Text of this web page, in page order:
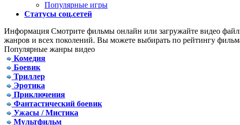
Популярные игры
Статусы соц.сетей
Информация Смотрите фильмы онлайн или загружайте видео
жанров и всех поколений. Вы можете выбирать по рейтингу
Популярные жанры видео
Комедия
Боевик
Триллер
Эротика
Приключения
Фантастический боевик
Ужасы / Мистика
Мультфильм